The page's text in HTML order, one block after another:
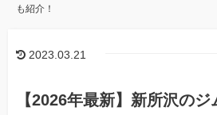
も紹介！
2023.03.21
【2026年最新】新所沢のジ